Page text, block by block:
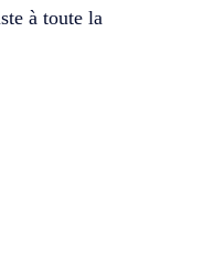
à toute la